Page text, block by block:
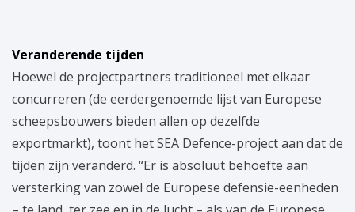
Veranderende tijden
Hoewel de projectpartners traditioneel met elkaar
concurreren (de eerdergenoemde lijst van Europese
scheepsbouwers bieden allen op dezelfde
exportmarkt), toont het SEA Defence-project aan dat de
tijden zijn veranderd. “Er is absoluut behoefte aan
versterking van zowel de Europese defensie-eenheden